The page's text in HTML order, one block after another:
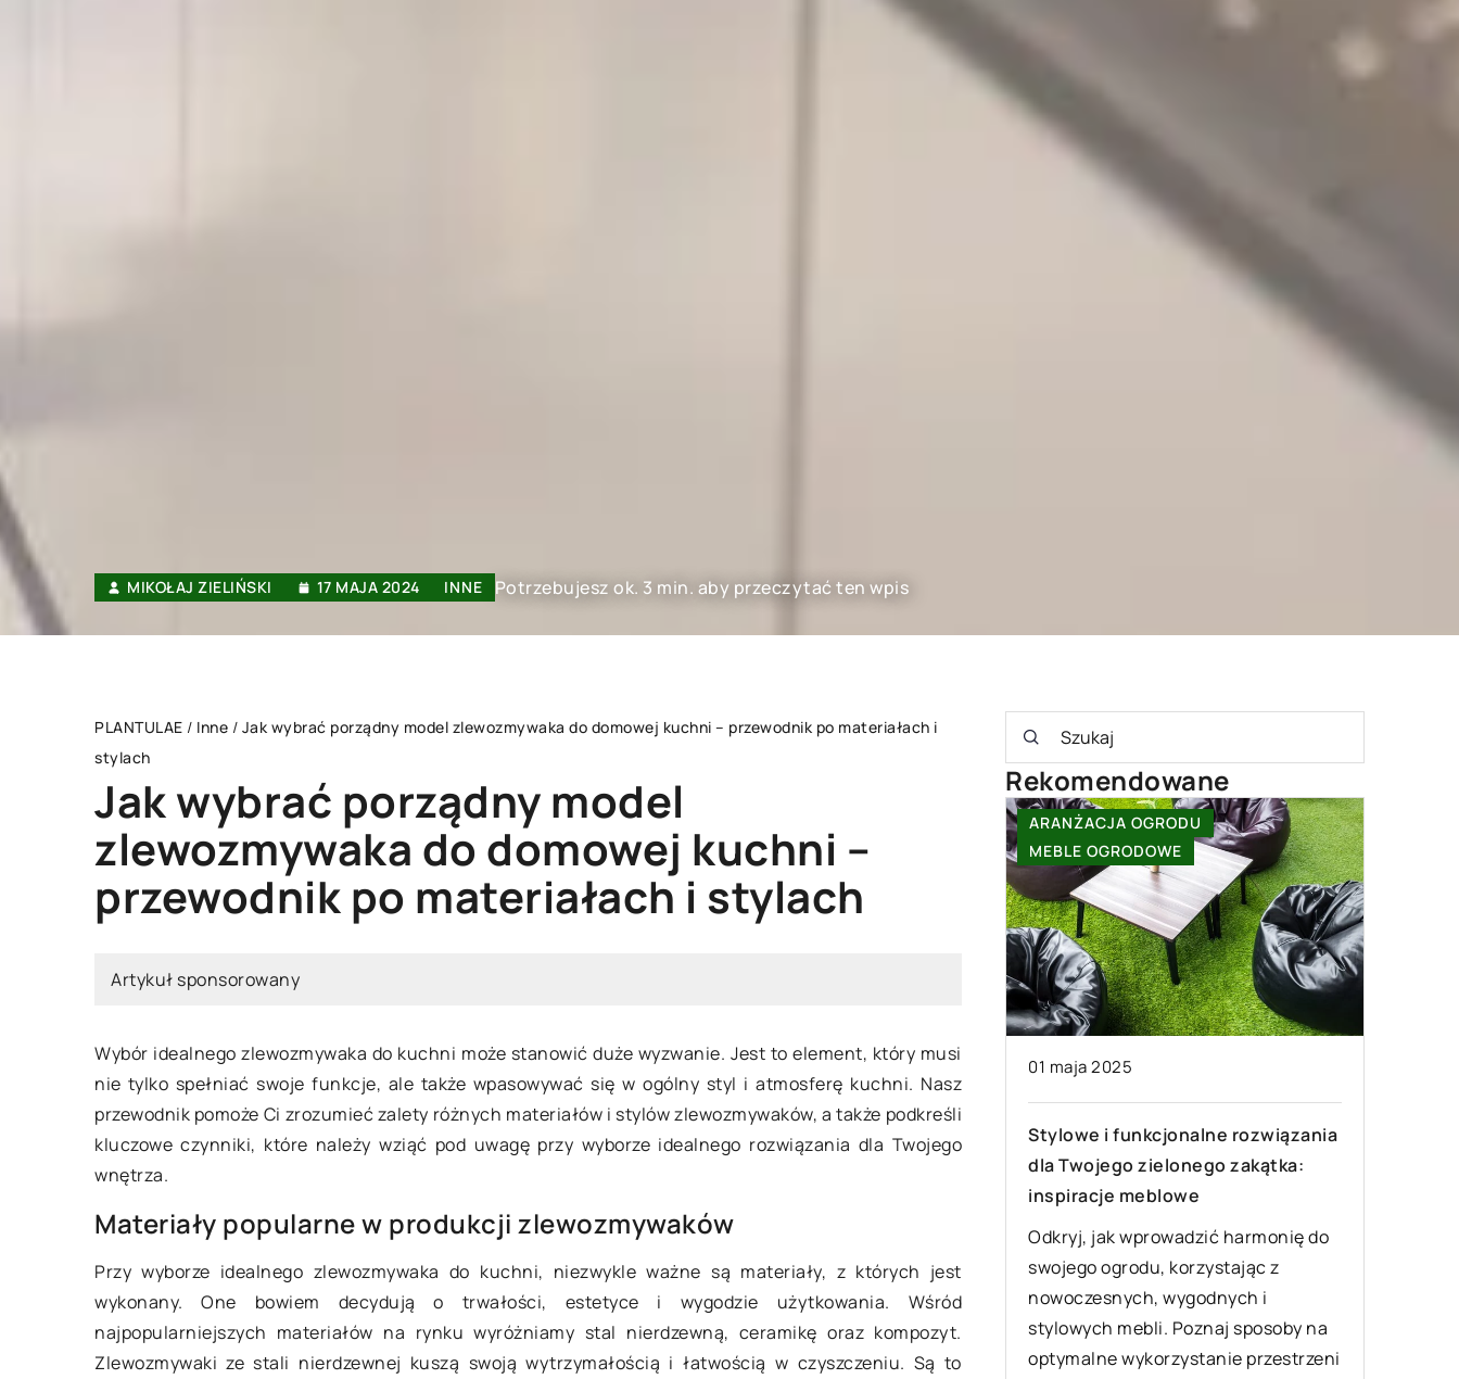
MIKOŁAJ ZIELIŃSKI 17 MAJA 2024 INNE Potrzebujesz ok. 3 min. aby przeczytać ten wpis
PLANTULAE / Inne / Jak wybrać porządny model zlewozmywaka do domowej kuchni – przewodnik po materiałach i
stylach
Jak wybrać porządny model
zlewozmywaka do domowej kuchni –
przewodnik po materiałach i stylach
Artykuł sponsorowany
Wybór idealnego zlewozmywaka do kuchni może stanowić duże wyzwanie. Jest to element, który musi
nie tylko spełniać swoje funkcje, ale także wpasowywać się w ogólny styl i atmosferę kuchni. Nasz
przewodnik pomoże Ci zrozumieć zalety różnych materiałów i stylów zlewozmywaków, a także podkreśli
kluczowe czynniki, które należy wziąć pod uwagę przy wyborze idealnego rozwiązania dla Twojego
wnętrza.
Materiały popularne w produkcji zlewozmywaków
Przy wyborze idealnego zlewozmywaka do kuchni, niezwykle ważne są materiały, z których jest
wykonany. One bowiem decydują o trwałości, estetyce i wygodzie użytkowania. Wśród
najpopularniejszych materiałów na rynku wyróżniamy stal nierdzewną, ceramikę oraz kompozyt.
Zlewozmywaki ze stali nierdzewnej kuszą swoją wytrzymałością i łatwością w czyszczeniu. Są to
Rekomendowane
INNE
11 sierpnia 2023
Jak wybrać idealny uchwyt
Zdobądź wiedzę na temat wyboru
idealnego uchwytu meblowego, który
podkreśli charakter wnętrza.
Praktyczne porady, inspiracje i
wskazówki dla klientów.
INNE
17 maja 2025
Jak umywalki z betonu
Odkryj, jak zastosowanie umywalek z
betonu architektonicznego doda
nowoczesnego stylu i wyjątkowego
charakteru Twojej łazience. Dowiedz
się więcej o ich zaletach i
ARANŻACJA OGRODU
MEBLE OGRODOWE
01 maja 2025
Stylowe i funkcjonalne rozwiązania
dla Twojego zielonego zakątka:
inspiracje meblowe
Odkryj, jak wprowadzić harmonię do
swojego ogrodu, korzystając z
nowoczesnych, wygodnych i
stylowych mebli. Poznaj sposoby na
optymalne wykorzystanie przestrzeni